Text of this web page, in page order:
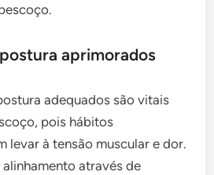
aprimorados
adequados são vitais
pois hábitos
levar à tensão muscular e dor.
através de